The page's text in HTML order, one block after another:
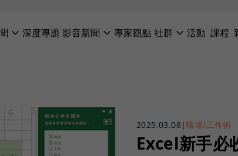
深度專題 影音新聞 專家觀點社群 活動 課程
2025.03.08|職場/工作術
Excel新手必